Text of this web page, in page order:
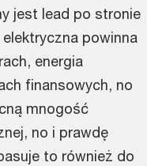
jest lead po stronie
powinna
energia
finansowych, no
mnogość
no i prawdę
to również do